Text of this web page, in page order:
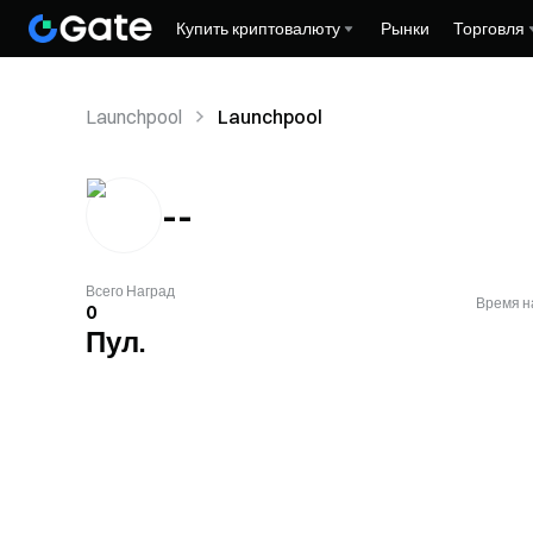
Купить криптовалюту Рынки Торговля
Launchpool Launchpool
--
Всего Наград
0 Время
Пул.